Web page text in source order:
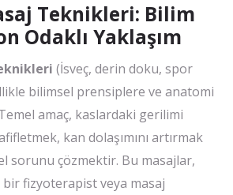
Teknikleri: Bilim
Odaklı Yaklaşım
(İsveç, derin doku, spor
bilimsel prensiplere ve anatomi
amaç, kaslardaki gerilimi
kan dolaşımını artırmak
sorunu çözmektir. Bu masajlar,
fizyoterapist veya masaj